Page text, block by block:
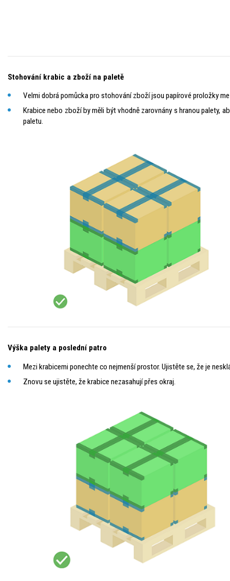
Stohování krabic a zboží na paletě
Velmi dobrá pomůcka pro stohování zboží jsou papírové proložky
Krabice nebo zboží by měli být vhodně zarovnány s hranou palety,
paletu.
Výška palety a poslední patro
Mezi krabicemi ponechte co nejmenší prostor. Ujistěte se, že je
Znovu se ujistěte, že krabice nezasahují přes okraj.